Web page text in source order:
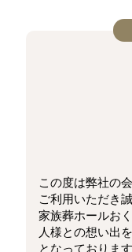
この度は弊社の
ご利用いただき
家族葬ホールお
人様との想い出
となっておりま